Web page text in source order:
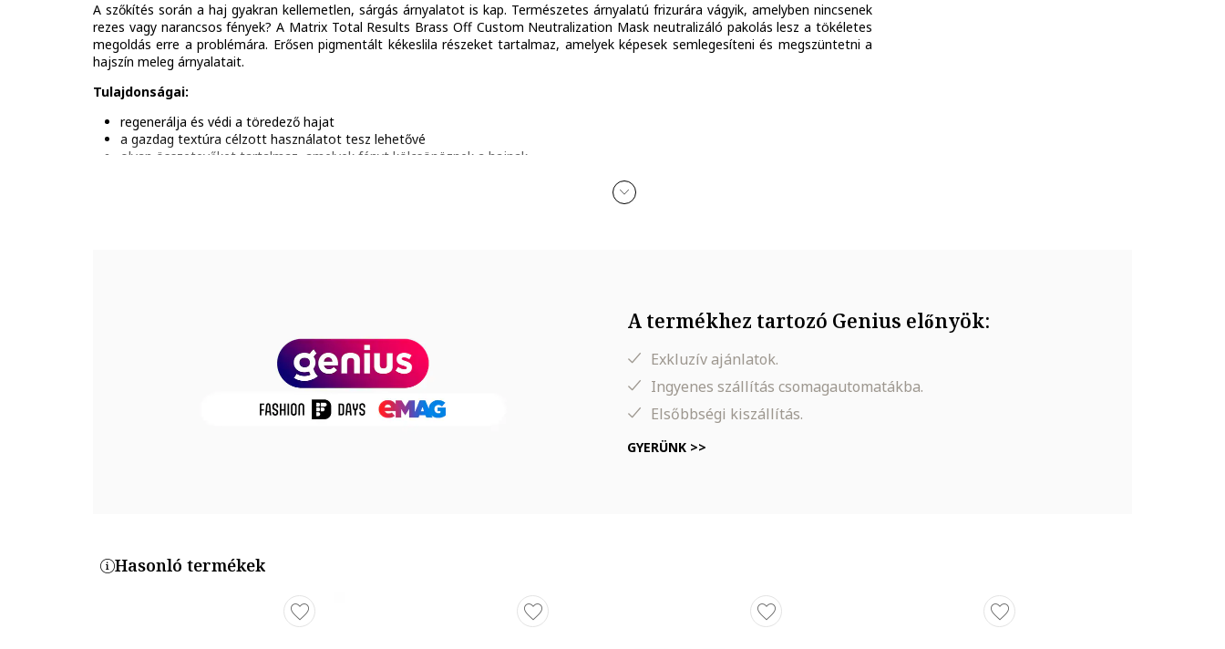
A szőkítés során a haj gyakran kellemetlen, sárgás árnyalatot is kap. Természetes árnyalatú frizurára vágyik, amelyben nincsenek
rezes vagy narancsos fények? A Matrix Total Results Brass Off Custom Neutralization Mask neutralizáló pakolás lesz a tökéletes
megoldás erre a problémára. Erősen pigmentált kékeslila részeket tartalmaz, amelyek képesek semlegesíteni és megszüntetni a
hajszín meleg árnyalatait.
Tulajdonságai:
regenerálja és védi a töredező hajat
a gazdag textúra célzott használatot tesz lehetővé
olyan összetevőket tartalmaz, amelyek fényt kölcsönöznek a hajnak
A termékhez tartozó Genius előnyök:
Exkluzív ajánlatok.
Ingyenes szállítás csomagautomatákba.
Elsőbbségi kiszállítás.
GYERÜNK >>
Hasonló termékek